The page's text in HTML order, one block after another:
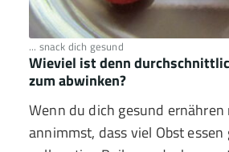
... snack dich gesund
Wieviel ist denn
zum abwinken?
Wenn du dich gesund
annimmst, dass viel Obst